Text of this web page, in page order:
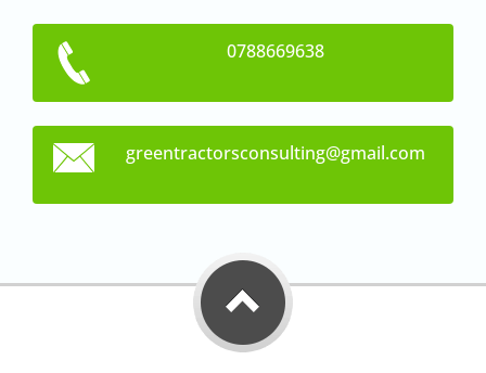
0788669638
greentractorsconsulting@gmail.com